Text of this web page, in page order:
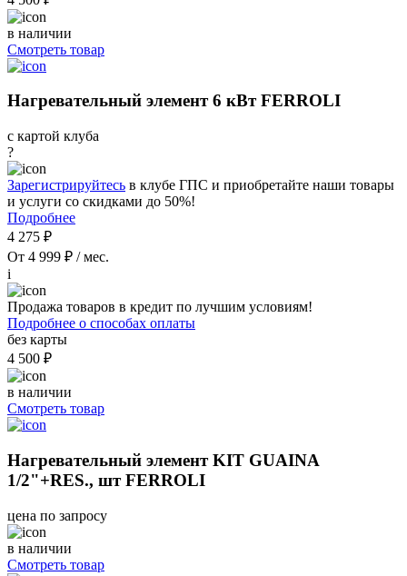
в наличии
Смотреть товар
Нагревательный элемент 6 кВт FERROLI
с картой клуба
?
Зарегистрируйтесь в клубе ГПС и приобретайте наши товары
и услуги со скидками до 50%!
Подробнее
4 275 ₽
От 4 999 ₽ / мес.
i
Продажа товаров в кредит по лучшим условиям!
Подробнее о способах оплаты
без карты
4 500 ₽
в наличии
Смотреть товар
Нагревательный элемент KIT GUAINA
1/2"+RES., шт FERROLI
цена по запросу
в наличии
Смотреть товар